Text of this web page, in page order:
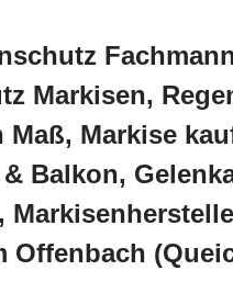
Markisen,
Markise
Balkon,
Offenbach